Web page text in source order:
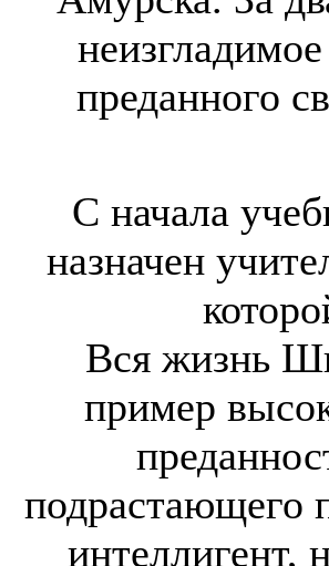
преданного
С начала
назначен
Вся жизнь
пример
подрастающего
интеллигент,